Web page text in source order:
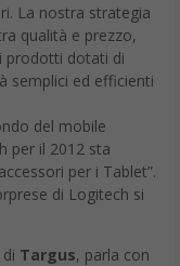
La nostra strategia
qualità e prezzo,
prodotti dotati di
semplici ed efficienti
del mobile
per il 2012 sta
per i Tablet”.
di Logitech si
Targus, parla con